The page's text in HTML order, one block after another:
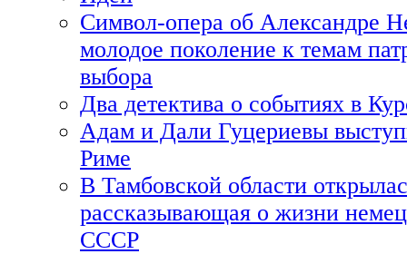
Символ-опера об Александре
молодое поколение к темам
выбора
Два детектива о событиях в
Адам и Дали Гуцериевы
Риме
В Тамбовской области
рассказывающая о жизни
СССР